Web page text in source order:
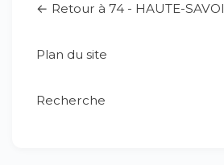
← Retour à 74 - HAUTE-
Plan du site
Recherche